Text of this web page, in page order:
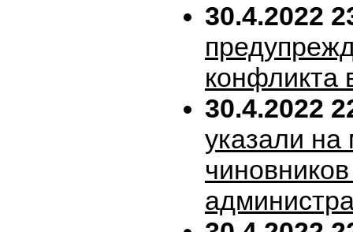
30.4.2022
конфликта
30.4.2022
указали на